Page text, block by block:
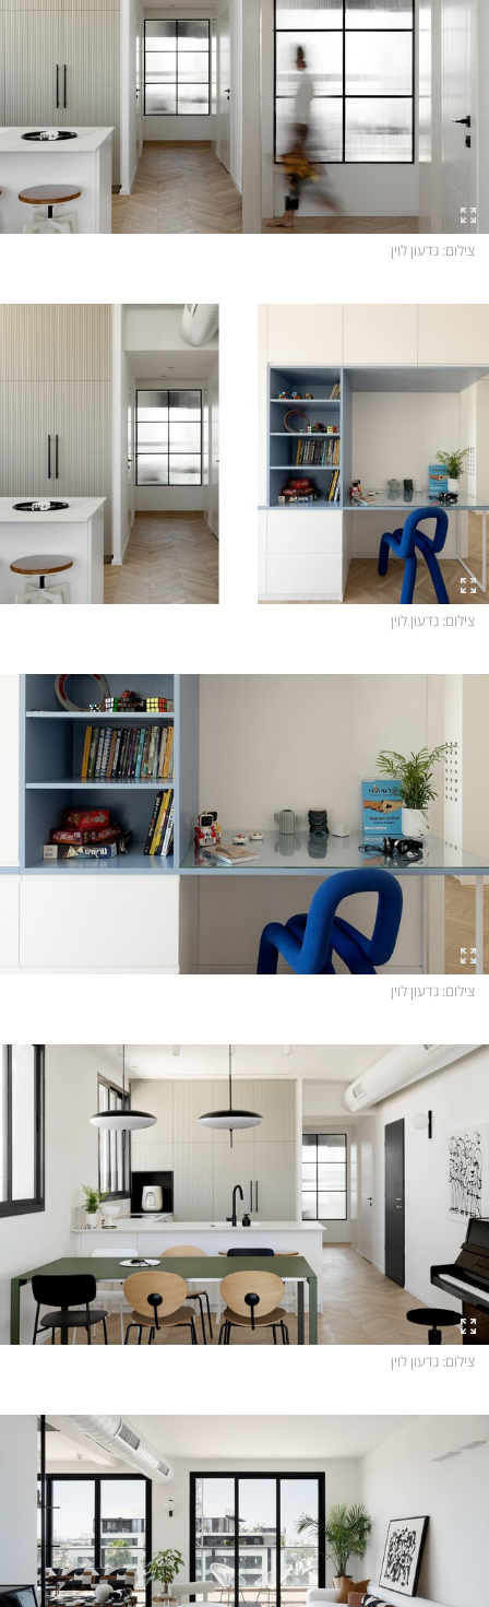
צילום : גדעון לוין
צילום : גדעון לוין
צילום : גדעון לוין
צילום : גדעון לוין